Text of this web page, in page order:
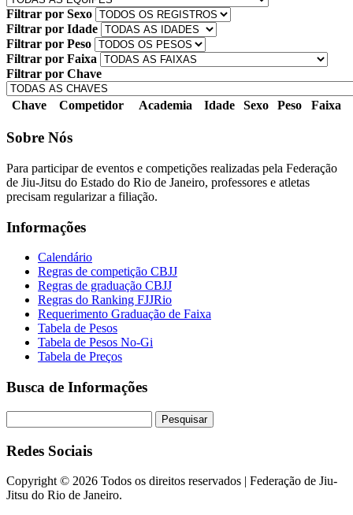
Filtrar por Sexo
Filtrar por Idade
Filtrar por Peso
Filtrar por Faixa
Filtrar por Chave
Chave Competidor Academia Idade Sexo Peso Faixa
Sobre Nós
Para participar de eventos e competições realizadas pela Federação
de Jiu-Jitsu do Estado do Rio de Janeiro, professores e atletas
precisam regularizar a filiação.
Informações
Calendário
Regras de competição CBJJ
Regras de graduação CBJJ
Regras do Ranking FJJRio
Requerimento Graduação de Faixa
Tabela de Pesos
Tabela de Pesos No-Gi
Tabela de Preços
Busca de Informações
Redes Sociais
Copyright © 2026 Todos os direitos reservados | Federação de Jiu-
Jitsu do Rio de Janeiro.